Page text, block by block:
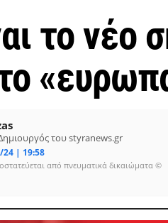
το νέο
του styranews.gr
24 | 19:58
από πνευματικά δικαιώματα ©